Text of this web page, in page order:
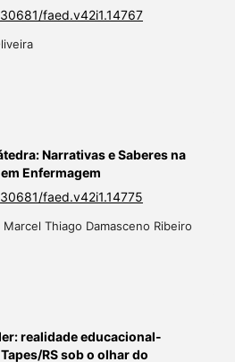
faed.v42i1.14767
Narrativas e Saberes na
Enfermagem
faed.v42i1.14775
Thiago Damasceno Ribeiro
realidade educacional-
RS sob o olhar do